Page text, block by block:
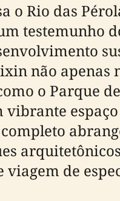
o Rio das
testemunho
não
o Parque
viagem de